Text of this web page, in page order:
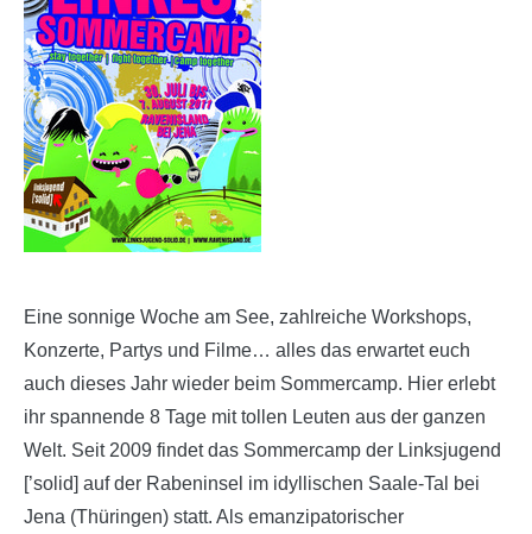
Eine sonnige Woche am See, zahlreiche Workshops,
Konzerte, Partys und Filme… alles das erwartet euch
auch dieses Jahr wieder beim Sommercamp. Hier erlebt
ihr spannende 8 Tage mit tollen Leuten aus der ganzen
Welt. Seit 2009 findet das Sommercamp der Linksjugend
[’solid] auf der Rabeninsel im idyllischen Saale-Tal bei
Jena (Thüringen) statt. Als emanzipatorischer